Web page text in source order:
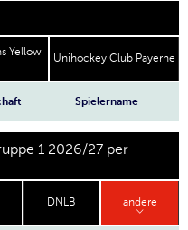
Yellow
Unihockey Club Payerne
Spielername
1 2026/27 per
DNLB andere